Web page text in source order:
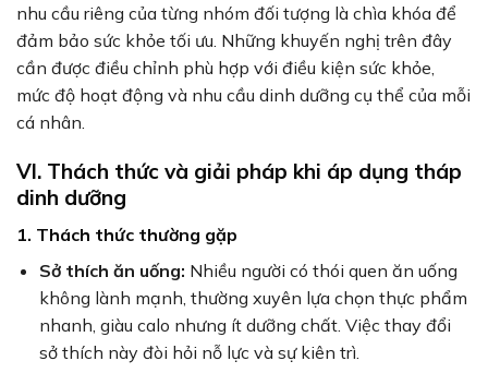
nhu cầu riêng của từng nhóm đối tượng là chìa khóa để
đảm bảo sức khỏe tối ưu. Những khuyến nghị trên đây
cần được điều chỉnh phù hợp với điều kiện sức khỏe,
mức độ hoạt động và nhu cầu dinh dưỡng cụ thể của mỗi
cá nhân.
VI. Thách thức và giải pháp khi áp dụng tháp
dinh dưỡng
1. Thách thức thường gặp
Sở thích ăn uống: Nhiều người có thói quen ăn uống
không lành mạnh, thường xuyên lựa chọn thực phẩm
nhanh, giàu calo nhưng ít dưỡng chất. Việc thay đổi
sở thích này đòi hỏi nỗ lực và sự kiên trì.